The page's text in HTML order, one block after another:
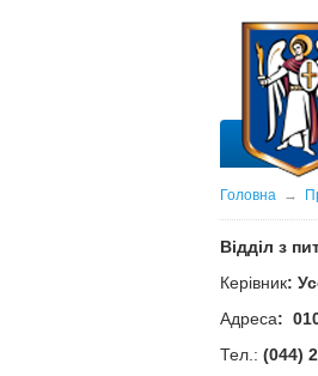
Головна→
Відділ з
Керівник:
Адреса:
Тел.: (044)